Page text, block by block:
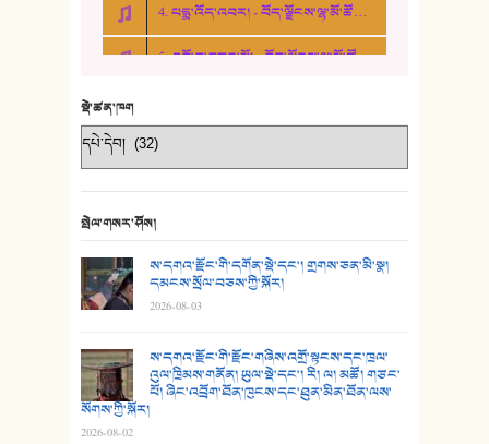
20. བསྟན་རྒྱས་གླིང་།
24. མིག་ཆུ་དམར་པོ།
26. ཨ་མའི་ཐང་ཁུག
28. སྟོད་གཞས། - ཕན་ཐོག
4. པདྨ་འོད་འབར། - བོད་ལྗོངས་ལྷ་མོ་ཚོགས་པ།
5. འགྲོ་བ་བཟང་མོ། - བོད་ལྗོངས་ལྷ་མོ་ཚོགས་པ།
སྡེ་ཚན་ཁག
སྤེལ་གསར་ཤོས།
ས་དགའ་རྫོང་གི་དགོན་སྡེ་དང་། གྲགས་ཅན་མི་སྣ།
དམངས་སྲོལ་བཅས་ཀྱི་སྐོར།
2026-08-03
ས་དགའ་རྫོང་གི་རྫོང་གཞིས་འགྲོ་སྟངས་དང་ཁྲལ་
འུལ་ཁྲིམས་གནོན། ཡུལ་སྡེ་དང་། རི། ལ། མཚོ། གཙང་
པོ། ཞིང་འབྲོག་ཐོན་ཁུངས་དང་ཐུན་མིན་ཐོན་ལས་
སོགས་ཀྱི་སྐོར།
2026-08-02